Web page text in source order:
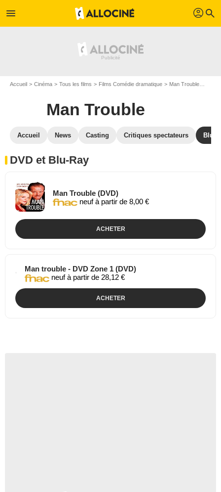
menu profil search
Accueil Cinéma Tous les films Films Comédie dramatique Man Trouble
Man Trouble
Accueil News Casting Critiques spectateurs Blu-
DVD et Blu-Ray
Man Trouble (DVD)
neuf à partir de 8,00 €
ACHETER
Man trouble - DVD Zone 1 (DVD)
neuf à partir de 28,12 €
ACHETER